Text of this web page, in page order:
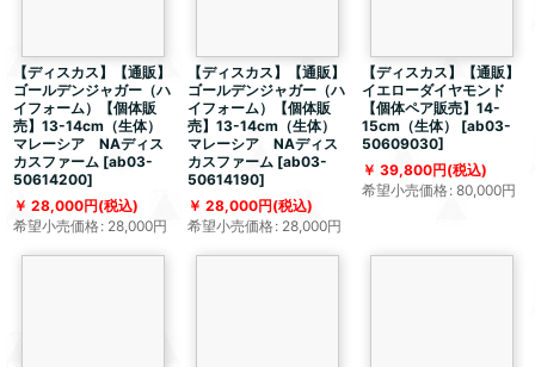
【ディスカス】【通販】
ゴールデンジャガー（ハ
イフォーム）【個体販
売】13-14cm（生体）
マレーシア NAディス
カスファーム [ab03-
50614200]
28,000円(税込)
希望小売価格: 28,000円
【ディスカス】【通販】
ゴールデンジャガー（ハ
イフォーム）【個体販
売】13-14cm（生体）
マレーシア NAディス
カスファーム [ab03-
50614190]
28,000円(税込)
希望小売価格: 28,000円
【ディスカス】【通販】
イエローダイヤモンド
【個体ペア販売】14-
15cm（生体）
[ab03-
50609030]
39,800円(税込)
希望小売価格: 80,000円